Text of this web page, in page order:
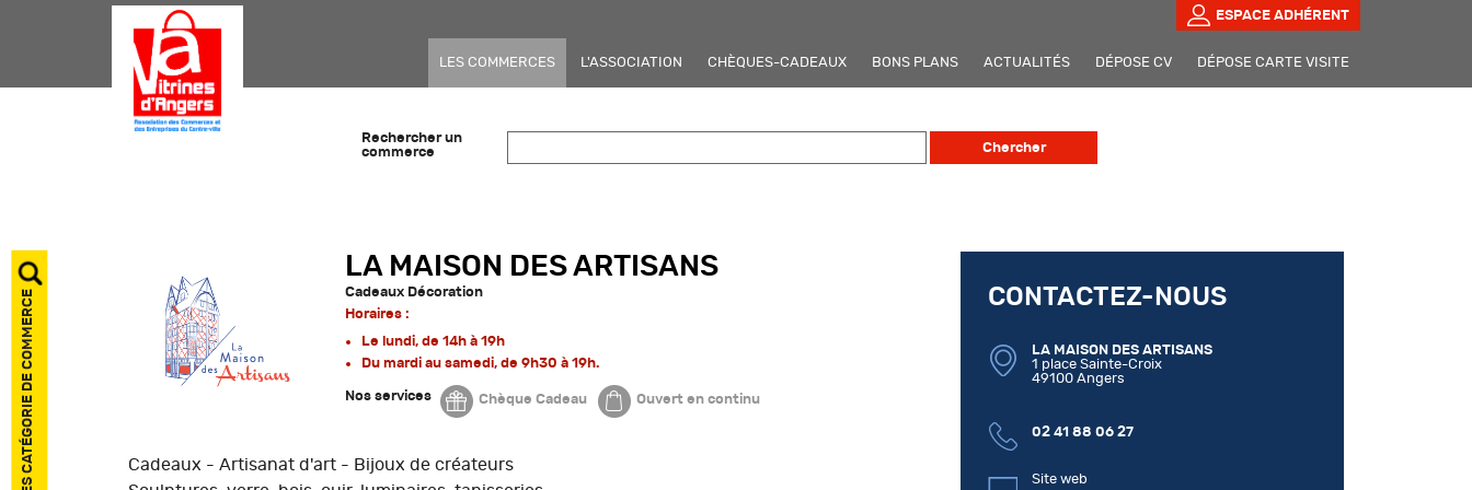
ESPACE ADHÉRENT
LES COMMERCES L'ASSOCIATION CHÈQUES-CADEAUX BONS PLANS ACTUALITÉS DÉPOSE CV DÉPOSE CARTE VISITE
Rechercher un
commerce
LA MAISON DES ARTISANS
Cadeaux Décoration
Horaires :
Le lundi, de 14h à 19h
Du mardi au samedi, de 9h30 à 19h.
Nos services Chèque Cadeau Ouvert en continu
Cadeaux - Artisanat d'art - Bijoux de créateurs
CONTACTEZ-NOUS
LA MAISON DES ARTISANS
1 place Sainte-Croix
49100 Angers
02 41 88 06 27
Site web
AFFICHER LES CATÉGORIE DE COMMERCE